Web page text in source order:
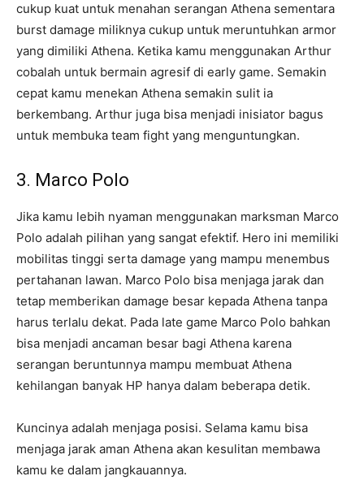
cukup kuat untuk menahan serangan Athena sementara
burst damage miliknya cukup untuk meruntuhkan armor
yang dimiliki Athena. Ketika kamu menggunakan Arthur
cobalah untuk bermain agresif di early game. Semakin
cepat kamu menekan Athena semakin sulit ia
berkembang. Arthur juga bisa menjadi inisiator bagus
untuk membuka team fight yang menguntungkan.
3. Marco Polo
Jika kamu lebih nyaman menggunakan marksman Marco
Polo adalah pilihan yang sangat efektif. Hero ini memiliki
mobilitas tinggi serta damage yang mampu menembus
pertahanan lawan. Marco Polo bisa menjaga jarak dan
tetap memberikan damage besar kepada Athena tanpa
harus terlalu dekat. Pada late game Marco Polo bahkan
bisa menjadi ancaman besar bagi Athena karena
serangan beruntunnya mampu membuat Athena
kehilangan banyak HP hanya dalam beberapa detik.
Kuncinya adalah menjaga posisi. Selama kamu bisa
menjaga jarak aman Athena akan kesulitan membawa
kamu ke dalam jangkauannya.